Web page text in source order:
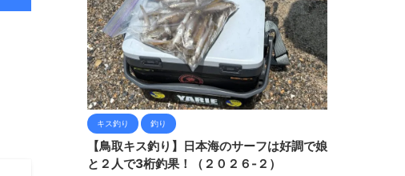
キス釣り 釣り
【鳥取キス釣り】日本海のサーフは好調で娘
と２人で3桁釣果！（２０２６-２）